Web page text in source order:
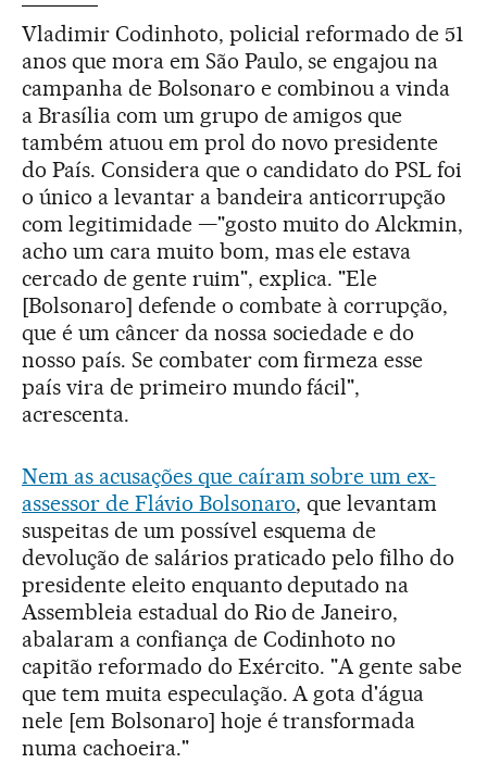
Vladimir Codinhoto, policial reformado de 51
anos que mora em São Paulo, se engajou na
campanha de Bolsonaro e combinou a vinda
a Brasília com um grupo de amigos que
também atuou em prol do novo presidente
do País. Considera que o candidato do PSL foi
o único a levantar a bandeira anticorrupção
com legitimidade —"gosto muito do Alckmin,
acho um cara muito bom, mas ele estava
cercado de gente ruim", explica. "Ele
[Bolsonaro] defende o combate à corrupção,
que é um câncer da nossa sociedade e do
nosso país. Se combater com firmeza esse
país vira de primeiro mundo fácil",
acrescenta.
Nem as acusações que caíram sobre um ex-
assessor de Flávio Bolsonaro, que levantam
suspeitas de um possível esquema de
devolução de salários praticado pelo filho do
presidente eleito enquanto deputado na
Assembleia estadual do Rio de Janeiro,
abalaram a confiança de Codinhoto no
capitão reformado do Exército. "A gente sabe
que tem muita especulação. A gota d'água
nele [em Bolsonaro] hoje é transformada
numa cachoeira."